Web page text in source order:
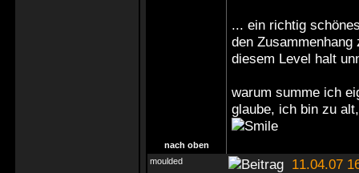
... ein richtig
den
diesem Level halt
warum summe ich
glaube, ich bin zu
nach oben
moulded
11.04.07